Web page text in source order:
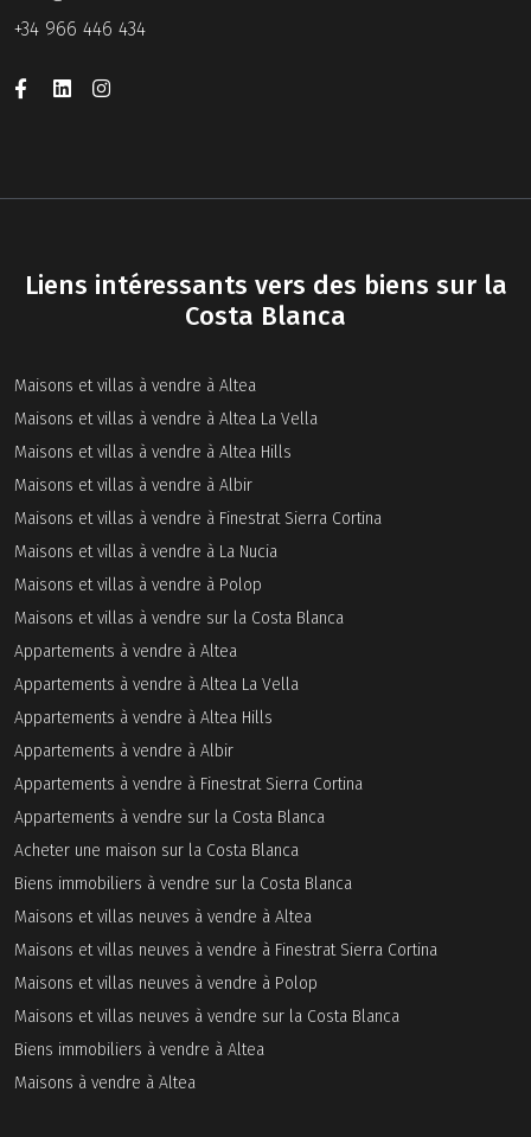
+34 966 446 434
Liens intéressants vers des biens sur la
Costa Blanca
Maisons et villas à vendre à Altea
Maisons et villas à vendre à Altea La Vella
Maisons et villas à vendre à Altea Hills
Maisons et villas à vendre à Albir
Maisons et villas à vendre à Finestrat Sierra Cortina
Maisons et villas à vendre à La Nucia
Maisons et villas à vendre à Polop
Maisons et villas à vendre sur la Costa Blanca
Appartements à vendre à Altea
Appartements à vendre à Altea La Vella
Appartements à vendre à Altea Hills
Appartements à vendre à Albir
Appartements à vendre à Finestrat Sierra Cortina
Appartements à vendre sur la Costa Blanca
Acheter une maison sur la Costa Blanca
Biens immobiliers à vendre sur la Costa Blanca
Maisons et villas neuves à vendre à Altea
Maisons et villas neuves à vendre à Finestrat Sierra Cortina
Maisons et villas neuves à vendre à Polop
Maisons et villas neuves à vendre sur la Costa Blanca
Biens immobiliers à vendre à Altea
Maisons à vendre à Altea